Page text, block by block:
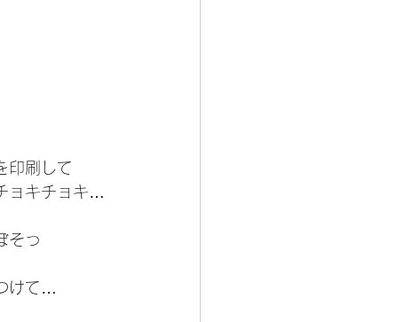
印刷して
ョキチョキ…
そっ
けて…